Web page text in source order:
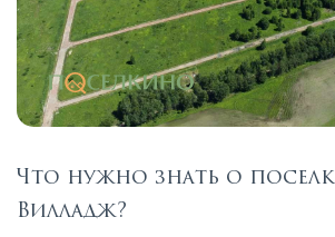
Что нужно знать о
Вилладж?